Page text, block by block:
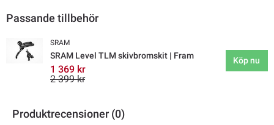
Passande tillbehör
SRAM
SRAM Level TLM skivbromskit | Fram
1 369 kr
2 399 kr
Köp nu
Produktrecensioner (0)